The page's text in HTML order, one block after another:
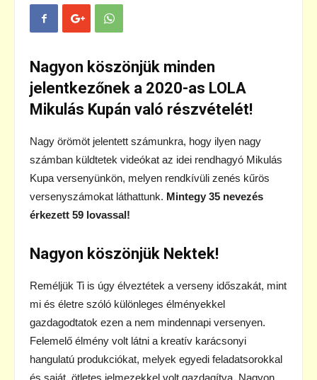
Nagyon köszönjük minden
jelentkezőnek a 2020-as LOLA
Mikulás Kupán való részvételét!
Nagy örömöt jelentett számunkra, hogy ilyen nagy
számban küldtetek videókat az idei rendhagyó Mikulás
Kupa versenyünkön, melyen rendkívüli zenés kűrös
versenyszámokat láthattunk. Mintegy 35 nevezés
érkezett 59 lovassal!
Nagyon köszönjük Nektek!
Reméljük Ti is úgy élveztétek a verseny időszakát, mint
mi és életre szóló különleges élményekkel
gazdagodtatok ezen a nem mindennapi versenyen.
Felemelő élmény volt látni a kreatív karácsonyi
hangulatú produkciókat, melyek egyedi feladatsorokkal
és saját, ötletes jelmezekkel volt gazdagítva. Nagyon